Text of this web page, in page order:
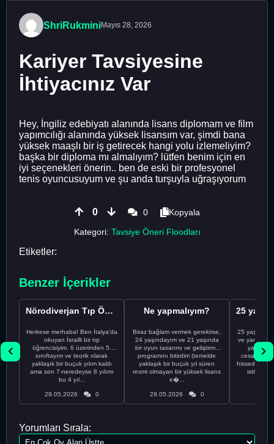
ShriRukminiMayıs 28, 2026
Kariyer Tavsiyesine
İhtiyacınız Var
Hey, İngiliz edebiyatı alanında lisans diplomam ve film
yapımcılığı alanında yüksek lisansım var, şimdi bana
yüksek maaşlı bir iş getirecek hangi yolu izlemeliyim?
başka bir diploma mı almalıyım? lütfen benim için en
iyi seçenekleri önerin.. ben de eski bir profesyonel
tenis oyuncusuyum ve şu anda turşuyla uğraşıyorum
0 0
Kopyala
Kategori: Tavsiye Öneri Floodları
Etiketler:
Benzer İçerikler
Nörodiverjan Tıp Öğrencisi Yeni Bir Yol Arıyor
Herkese merhaba! Ben İtalya'da
okuyan İsrailli bir tıp
öğrencisiyim. 6 üzerinden 5.
sınıftayım ve teorik olarak
yaklaşık bir buçuk yılım kaldı
ama son 7-neredeyse 8 yılımı
bu 4 yıl...
29.05.2026 0
Ne yapmalıyım?
Biraz bağlam vermek gerekirse,
24 yaşındayım ve 21 yaşında
bir oyun tasarımı ve geliştirme
programını bitirdim (temelde
yaklaşık bir buçuk yıl süren
resmi olmayan bir yüksek lisans
e�...
29.05.2026 0
25
ve yanlış
cesaretimin
Yorumları Sırala: